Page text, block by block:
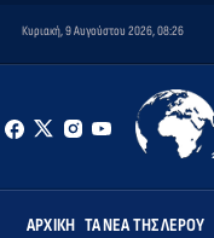
Κυριακή, 9 Αυγούστου 2026, 08:26
ΑΡΧΙΚΉ ΤΑ ΝΈΑ ΤΗΣ ΛΈΡΟΥ